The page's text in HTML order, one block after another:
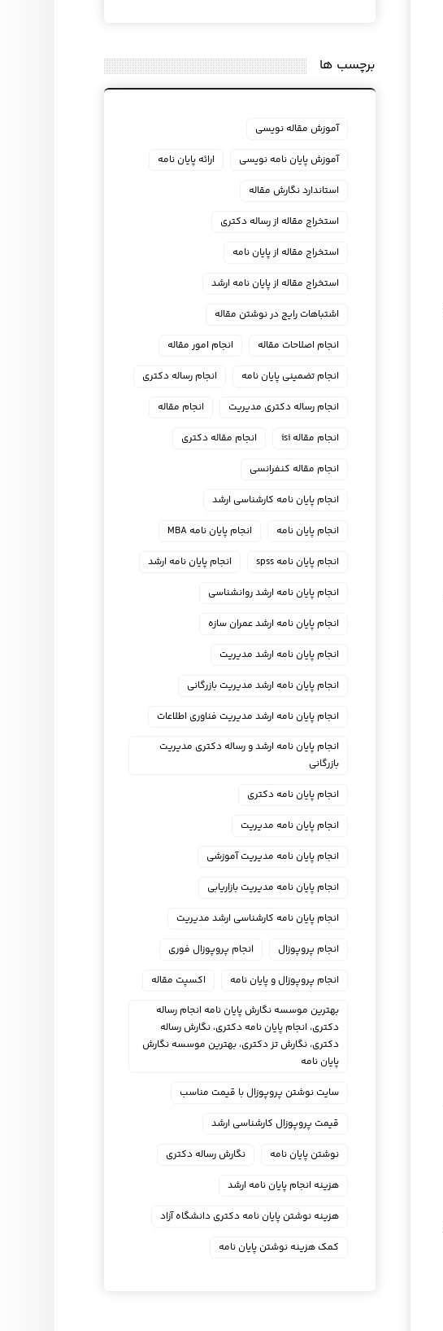
برچسب ها
آموزش مقاله نویسی
آموزش پایان نامه نویسی
ارائه پایان نامه
استاندارد نگارش مقاله
استخراج مقاله از رساله دکتری
استخراج مقاله از پایان نامه
استخراج مقاله از پایان نامه ارشد
اشتباهات رایج در نوشتن مقاله
انجام اصلاحات مقاله
انجام امور مقاله
انجام تضمینی پایان نامه
انجام رساله دکتری
انجام رساله دکتری مدیریت
انجام مقاله
انجام مقاله isi
انجام مقاله دکتری
انجام مقاله کنفرانسی
انجام پايان نامه كارشناسي ارشد
انجام پایان نامه
انجام پایان نامه MBA
انجام پایان نامه spss
انجام پایان نامه ارشد
انجام پایان نامه ارشد روانشناسی
انجام پایان نامه ارشد عمران سازه
انجام پایان نامه ارشد مدیریت
انجام پایان نامه ارشد مدیریت بازرگانی
انجام پایان نامه ارشد مدیریت فناوری اطلاعات
انجام پایان نامه ارشد و رساله دکتری مدیریت
بازرگانی
انجام پایان نامه دکتری
انجام پایان نامه مدیریت
انجام پایان نامه مدیریت آموزشی
انجام پایان نامه مدیریت بازاریابی
انجام پایان نامه کارشناسی ارشد مدیریت
انجام پروپوزال
انجام پروپوزال فوری
انجام پروپوزال و پایان نامه
اکسپت مقاله
بهترین موسسه نگارش پایان نامه انجام رساله
دکتری، انجام پایان نامه دکتری، نگارش رساله
دکتری، نگارش تز دکتری، بهترین موسسه نگارش
پایان نامه
سایت نوشتن پروپوزال با قیمت مناسب
قیمت پروپوزال کارشناسی ارشد
نوشتن پایان نامه
نگارش رساله دکتری
هزینه انجام پایان نامه ارشد
هزینه نوشتن پایان نامه دکتری دانشگاه آزاد
کمک هزینه نوشتن پایان نامه